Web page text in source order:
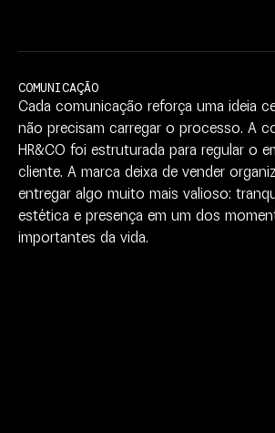
COMUNICAÇÃO
Cada comunicação reforça uma ideia
não precisam carregar o processo. A
HR&CO foi estruturada para regular o
cliente. A marca deixa de vender
entregar algo muito mais valioso:
estética e presença em um dos
importantes da vida.